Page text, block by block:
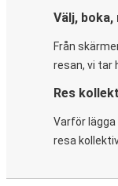
Välj, boka,
Från
resan, vi tar
Res
Varför lägga
resa